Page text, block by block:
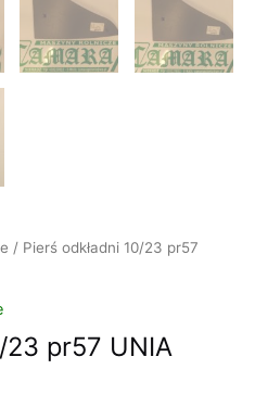
/ Pierś odkładni 10/23 pr57
23 pr57 UNIA